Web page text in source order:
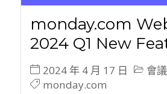
monday.com
2024 Q1 New
2024 年 4 月 17 日
會
monday.com